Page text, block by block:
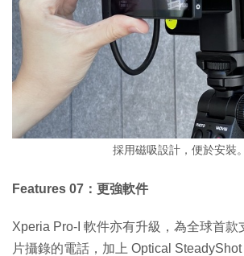
採用磁吸設計，便於安裝。
Features 07：更強軟件
Xperia Pro-I 軟件亦有升級，為全球首款
片攝錄的電話，加上 Optical SteadyShot